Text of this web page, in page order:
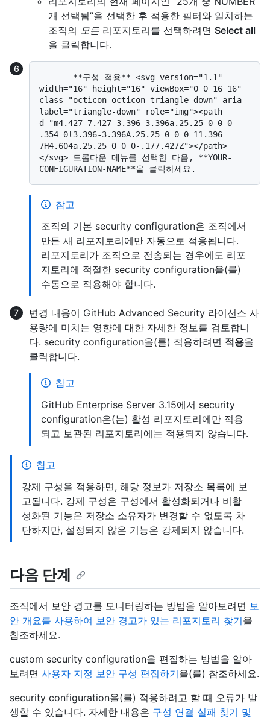
개 선택됨”을 선택한 후 적용한 필터와 일치하는
조직의 모든 리포지토리를 선택하려면 Select all
을 클릭합니다.
width="16" height="16" viewBox="0 0 16 16"
class="octicon octicon-triangle-down" aria-
label="triangle-down" role="img"><path
d="m4.427 7.427 3.396 3.396a.25.25 0 0 0
.354 0l3.396-3.396A.25.25 0 0 0 11.396
7H4.604a.25.25 0 0 0-.177.427Z"></path>
</svg> 드롭다운 메뉴를 선택한 다음, **YOUR-
참고
조직의 기본 security configuration은 조직에서
만든 새 리포지토리에만 자동으로 적용됩니다.
리포지토리가 조직으로 전송되는 경우에도 리포
지토리에 적절한 security configuration을(를)
수동으로 적용해야 합니다.
변경 내용이 GitHub Advanced Security 라이선스 사
용량에 미치는 영향에 대한 자세한 정보를 검토합니
다. security configuration을(를) 적용하려면 적용을
클릭합니다.
참고
GitHub Enterprise Server 3.15에서 security
configuration은(는) 활성 리포지토리에만 적용
되고 보관된 리포지토리에는 적용되지 않습니다.
참고
강제 구성을 적용하면, 해당 정보가 저장소 목록에 보
고됩니다. 강제 구성은 구성에서 활성화되거나 비활
성화된 기능은 저장소 소유자가 변경할 수 없도록 차
단하지만, 설정되지 않은 기능은 강제되지 않습니다.
다음 단계
조직에서 보안 경고를 모니터링하는 방법을 알아보려면 보
안 개요를 사용하여 보안 경고가 있는 리포지토리 찾기을
참조하세요.
custom security configuration을 편집하는 방법을 알아
보려면 사용자 지정 보안 구성 편집하기을(를) 참조하세요.
security configuration을(를) 적용하려고 할 때 오류가 발
생할 수 있습니다. 자세한 내용은 구성 연결 실패 찾기 및